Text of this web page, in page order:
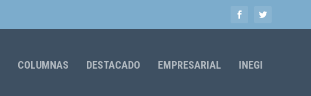
COLUMNAS DESTACADO EMPRESARIAL INEGI